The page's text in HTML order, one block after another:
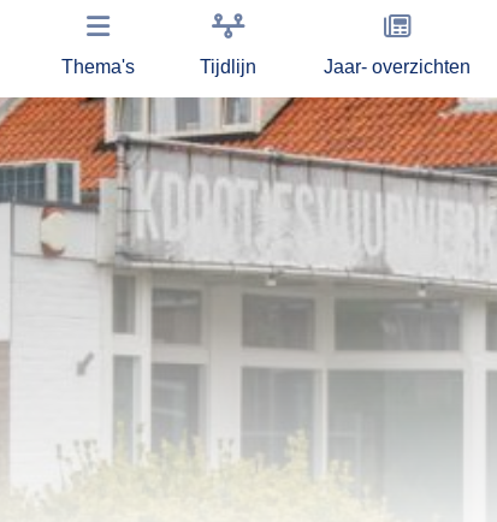
Thema's Tijdlijn Jaar- overzichten